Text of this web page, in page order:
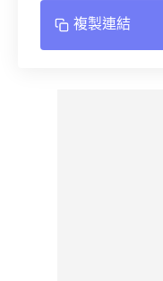
複製連結